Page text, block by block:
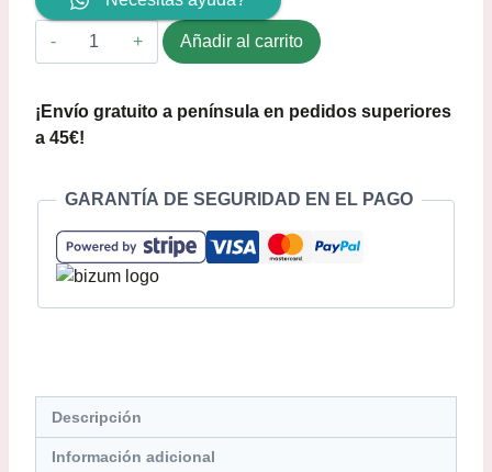
Añadir al carrito
¡Envío gratuito a península en pedidos superiores
a 45€!
GARANTÍA DE SEGURIDAD EN EL PAGO
Descripción
Información adicional